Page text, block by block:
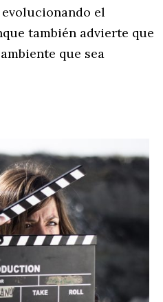
el
también advierte que
que sea